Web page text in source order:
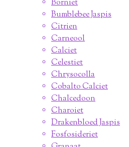
Borniet
Bumblebee Jaspis
Citrien
Carneool
Calciet
Celestiet
Chrysocolla
Cobalto Calciet
Chalcedoon
Charoiet
Drakenbloed Jaspis
Fosfosideriet